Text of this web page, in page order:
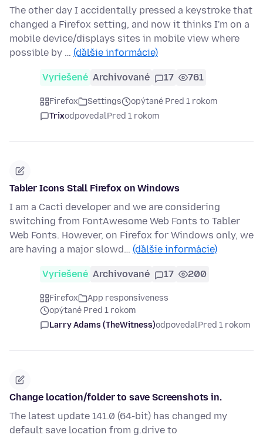
The other day I accidentally pressed a keystroke that
changed a Firefox setting, and now it thinks I'm on a
mobile device/displays sites in mobile view where
possible by … (ďalšie informácie)
Vyriešené Archivované 17 761
Firefox Settings
opýtané Pred 1 rokom
TrixodpovedalPred 1 rokom
Tabler Icons Stall Firefox on Windows
I am a Cacti developer and we are considering
switching from FontAwesome Web Fonts to Tabler
Web Fonts. However, on Firefox for Windows only, we
are having a major slowd… (ďalšie informácie)
Vyriešené Archivované 17 200
Firefox
App responsiveness
opýtané Pred 1 rokom
Larry Adams (TheWitness)odpovedalPred 1 rokom
Change location/folder to save Screenshots in.
The latest update 141.0 (64-bit) has changed my
default save location from g.drive to